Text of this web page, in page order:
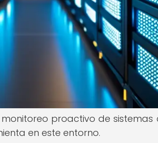
proactivo de sistemas
en este entorno.